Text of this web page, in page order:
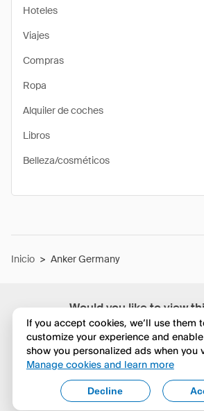
Would you like to view
in English?
No, seguir navegando
Yes, change to
Hoteles
Viajes
Compras
Ropa
Alquiler de coches
Libros
Belleza/cosméticos
Inicio > Anker Germany
If you accept cookies, we’ll use them
customize your experience and
show you personalized ads when you
Manage cookies and learn more
Decline